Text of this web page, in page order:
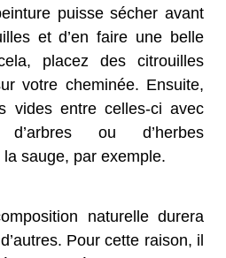
puisse sécher avant
et d’en faire une belle
placez des citrouilles
votre cheminée. Ensuite,
vides entre celles-ci avec
ou d’herbes
sauge, par exemple.
naturelle durera
Pour cette raison, il